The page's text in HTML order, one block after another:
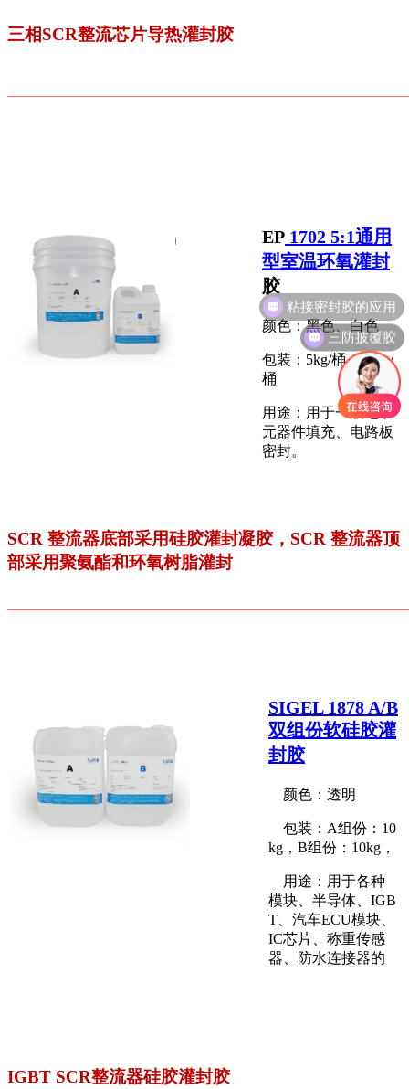
三相SCR整流芯片导热灌封胶
EP 1702 5:1通用
型室温环氧灌封
胶
颜色：黑色、白色
包装：5kg/桶、25kg/
桶
用途：用于一般电子
元器件填充、电路板
密封。
SCR 整流器底部采用硅胶灌封凝胶，SCR 整流器顶
部采用聚氨酯和环氧树脂灌封
SIGEL 1878 A/B
双组份软硅胶灌
封胶
颜色：透明
包装：A组份：10
kg，B组份：10kg，
用途：用于各种
模块、半导体、IGB
T、汽车ECU模块、
IC芯片、称重传感
器、防水连接器的
IGBT SCR整流器硅胶灌封胶
三防披覆胶